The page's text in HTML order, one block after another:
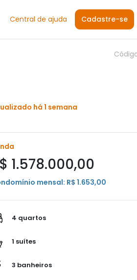
Central de ajuda Cadastre-se
há 1 semana
1.578.000,00
mensal: R$ 1.653,00
4 quartos
1 suítes
3 banheiros